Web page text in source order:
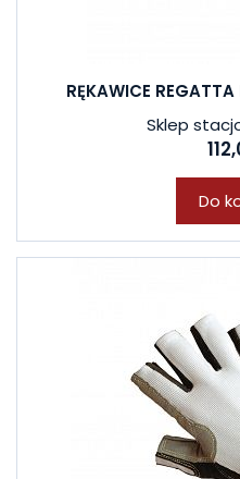
RĘKAWICE
Sklep
Do